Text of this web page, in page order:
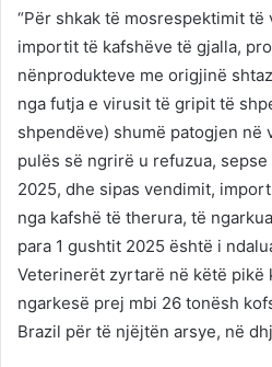
“Për shkak të mosrespektimit
importit të kafshëve të gjalla,
nënprodukteve me origjinë
nga futja e virusit të gripit të
shpendëve) shumë patogjen në
pulës së ngrirë u refuzua,
2025, dhe sipas vendimit,
nga kafshë të therura, të
para 1 gushtit 2025 është i
Veterinerët zyrtarë në këtë pikë
ngarkesë prej mbi 26 tonësh
Brazil për të njëjtën arsye, në